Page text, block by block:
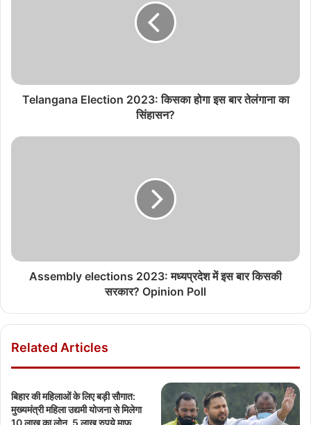
Telangana Election 2023: किसका होगा इस बार तेलंगाना का
सिंहासन?
Assembly elections 2023: मध्यप्रदेश में इस बार किसकी
सरकार? Opinion Poll
Related Articles
बिहार की महिलाओं के लिए बड़ी सौगात:
मुख्यमंत्री महिला उद्यमी योजना से मिलेगा
10 लाख का लोन, 5 लाख रुपये माफ